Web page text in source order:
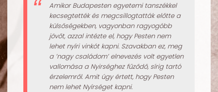
Amikor Budapesten egyetemi tanszékkel
kecsegtették és megcsillogtatták előtte a
külsőségekben, vagyonban ragyogóbb
jövőt, azzal intézte el, hogy Pesten nem
lehet nyíri vinkót kapni. Szavakban ez, meg
a ’nagy családom’ elnevezés volt egyetlen
vallomása a Nyirséghez fűződő, sírig tartó
érzelemről. Amit úgy értett, hogy Pesten
nem lehet Nyírséget kapni.